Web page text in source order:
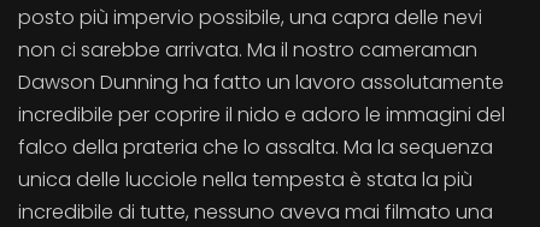
posto più impervio possibile, una capra delle nevi
non ci sarebbe arrivata. Ma il nostro cameraman
Dawson Dunning ha fatto un lavoro assolutamente
incredibile per coprire il nido e adoro le immagini del
falco della prateria che lo assalta. Ma la sequenza
unica delle lucciole nella tempesta è stata la più
incredibile di tutte, nessuno aveva mai filmato una